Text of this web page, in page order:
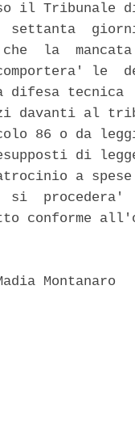
il Tribunale
la
le
tecnica
al
86 o da
di
a
si
conforme
Montanaro